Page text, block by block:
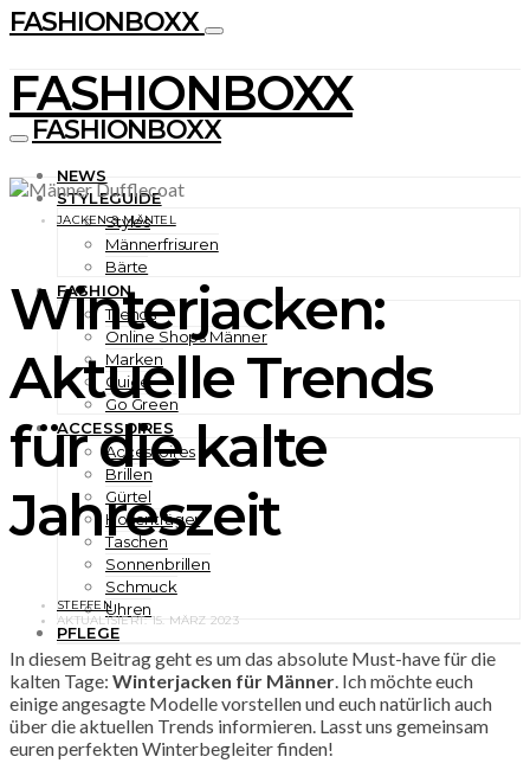
FASHIONBOXX
FASHIONBOXX
FASHIONBOXX
NEWS
STYLEGUIDE
Styles
Männerfrisuren
Bärte
FASHION
Trends
Online Shops Männer
Marken
Guide
Go Green
ACCESSOIRES
Accessoires
Brillen
Gürtel
Hosenträger
Taschen
Sonnenbrillen
Schmuck
Uhren
PFLEGE
JACKEN & MÄNTEL
Winterjacken:
Aktuelle Trends
für die kalte
Jahreszeit
STEFFEN
AKTUALISIERT:15. MÄRZ 2023
In diesem Beitrag geht es um das absolute Must-have für die
kalten Tage: Winterjacken für Männer . Ich möchte euch
einige angesagte Modelle vorstellen und euch natürlich auch
über die aktuellen Trends informieren. Lasst uns gemeinsam
euren perfekten Winterbegleiter finden!